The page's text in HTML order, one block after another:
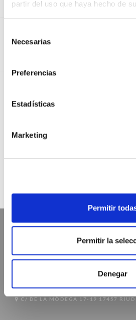
partir del uso que haya hecho de
Necesarias
Preferencias
Estadísticas
Marketing
Permitir
Permitir la
Denegar
DEDICADOS AL SECTOR
negocio. Bobinas /
C/ DE LA MÒDEGA 17-19 17457